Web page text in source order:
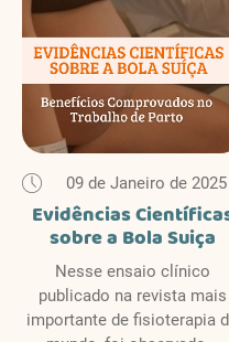
09 de Janeiro de 2025
Evidências
sobre a Bola Suiça
Nesse ensaio clínico
publicado na revista mais
importante de fisioterapia